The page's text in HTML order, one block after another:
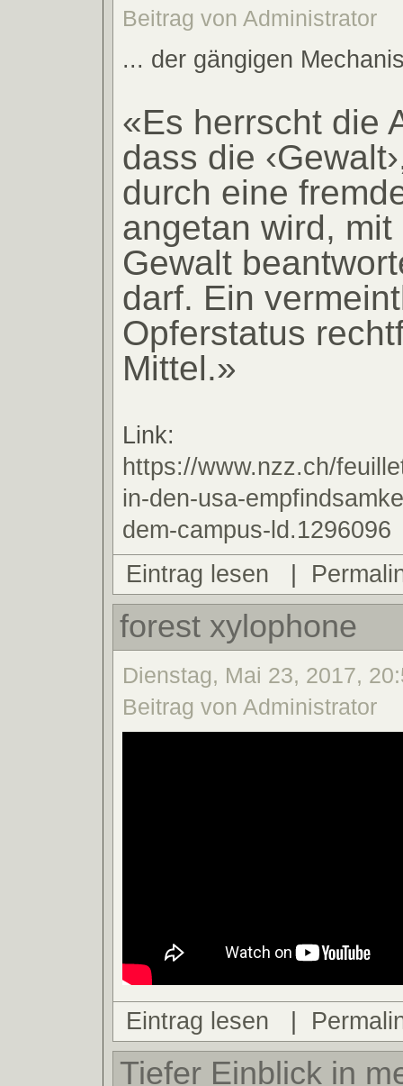
Beitrag von Administrator
... der gängigen
«Es herrscht die
dass die
durch eine
angetan wird,
Gewalt
darf. Ein
Opferstatus
Mittel.»
Link:
https://www.nzz.ch/
in-den-usa-
dem-campus-ld.1296096
Eintrag lesen
|
forest xylophone
Dienstag, Mai 23, 2017,
Beitrag von Administrator
Eintrag lesen |
Tiefer Einblick in